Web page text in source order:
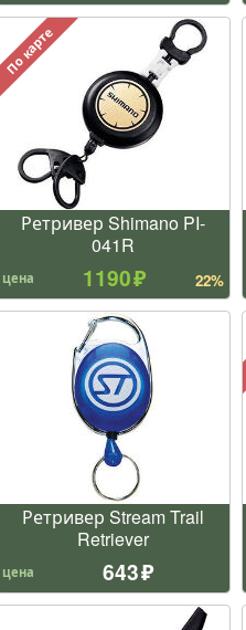
По карте
Ретривер Shimano PI-
041R
цена 1190 22%
Ретривер Stream Trail
Retriever
цена 643